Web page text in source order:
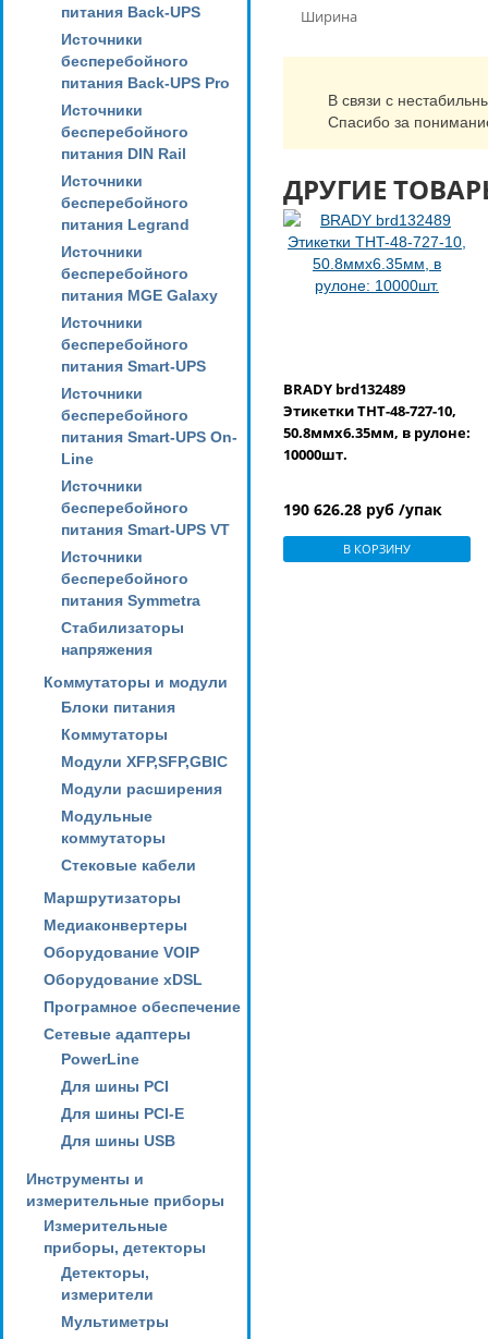
питания Back-UPS
Источники
бесперебойного
питания Back-UPS Pro
Источники
бесперебойного
питания DIN Rail
Источники
бесперебойного
питания Legrand
Источники
бесперебойного
питания MGE Galaxy
Источники
бесперебойного
питания Smart-UPS
Источники
бесперебойного
питания Smart-UPS On-
Line
Источники
бесперебойного
питания Smart-UPS VT
Источники
бесперебойного
питания Symmetra
Стабилизаторы
напряжения
Коммутаторы и модули
Блоки питания
Коммутаторы
Модули XFP,SFP,GBIC
Модули расширения
Модульные
коммутаторы
Стековые кабели
Маршрутизаторы
Медиаконвертеры
Оборудование VOIP
Оборудование xDSL
Програмное обеспечение
Сетевые адаптеры
PowerLine
Для шины PCI
Для шины PCI-E
Для шины USB
Инструменты и
измерительные приборы
Измерительные
приборы, детекторы
Детекторы,
измерители
Мультиметры
Ширина
В связи с
Спасибо за
ДРУГИЕ
BRADY brd132489
Этикетки THT-48-727-10,
50.8ммх6.35мм, в рулоне:
10000шт.
190 626.28 руб /упак
В КОРЗИНУ